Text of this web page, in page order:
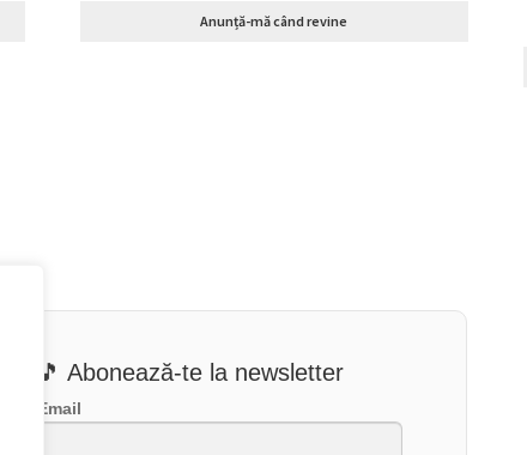
Anunță-mă când revine
🎵 Abonează-te la newsletter
Email